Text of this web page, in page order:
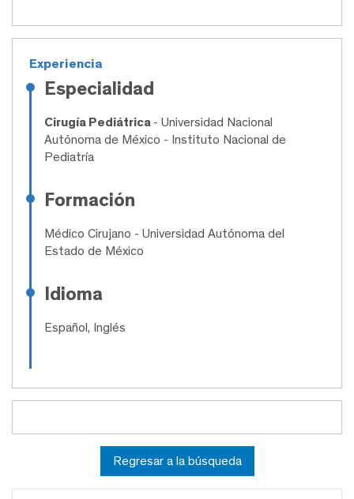
Experiencia
Especialidad
Cirugía Pediátrica - Universidad Nacional
Autónoma de México - Instituto Nacional de
Pediatría
Formación
Médico Cirujano - Universidad Autónoma del
Estado de México
Idioma
Español, Inglés
Regresar a la búsqueda